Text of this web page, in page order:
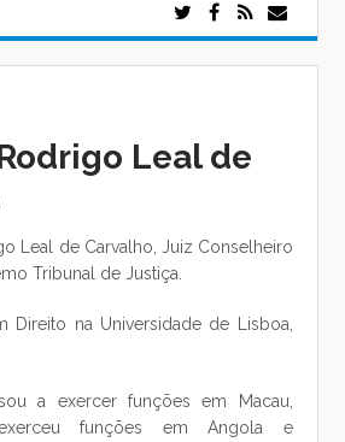
Leal de
Leal de Carvalho, Juiz Conselheiro
Tribunal de Justiça.
Direito na Universidade de Lisboa,
a exercer funções em Macau,
exerceu funções em Angola e